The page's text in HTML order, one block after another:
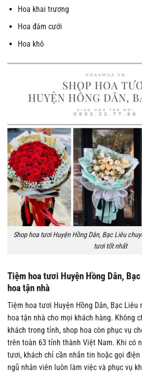
Hoa khai trương
Hoa đám cưới
Hoa khô
Shop hoa tươi Huyện Hồng Dân, Bạc Liêu
tươi tốt nhất
Tiệm hoa tươi Huyện Hồng Dân,
hoa tận nhà
Tiệm hoa tươi Huyện Hồng Dân, Bạc Liêu
hoa tận nhà cho mọi khách hàng. Không
khách trong tỉnh, shop hoa còn phục vụ
trên toàn 63 tỉnh thành Việt Nam. Khi có
tươi, khách chỉ cần nhắn tin hoặc gọi
ngũ nhân viên luôn làm việc và phục vụ